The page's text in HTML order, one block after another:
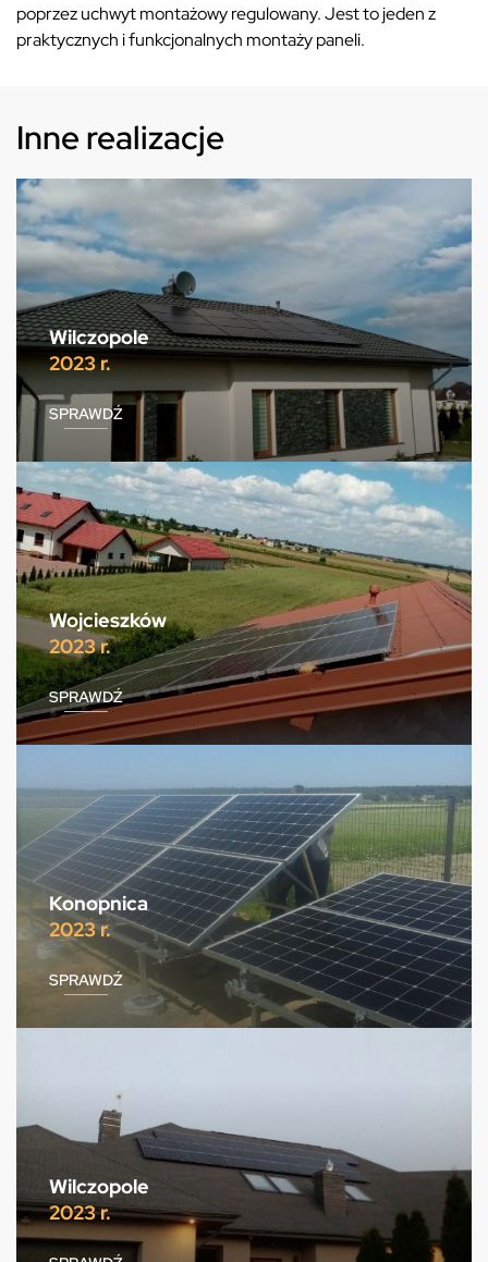
poprzez uchwyt montażowy regulowany. Jest to jeden z
praktycznych i funkcjonalnych montaży paneli.
Inne realizacje
Wilczopole
2023 r.
SPRAWDŹ
Wojcieszków
2023 r.
SPRAWDŹ
Konopnica
2023 r.
SPRAWDŹ
Wilczopole
2023 r.